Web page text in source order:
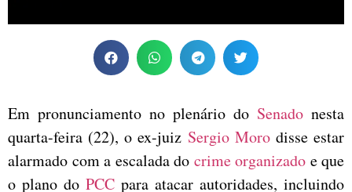
Em pronunciamento no plenário do Senado nesta
quarta-feira (22), o ex-juiz Sergio Morodisse estar
alarmado com a escalada do crime organizado e que
o plano do PCC para atacar autoridades, incluindo